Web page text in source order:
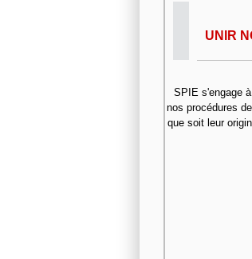
UNIR
SPIE s'engage
nos procédures
que soit leur